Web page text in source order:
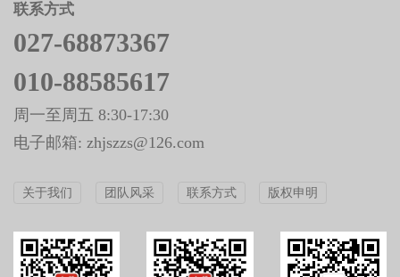
联系方式
027-68873367
010-88585617
周一至周五 8:30-17:30
电子邮箱: zhjszzs@126.com
关于我们 团队风采 联系方式 版权申明